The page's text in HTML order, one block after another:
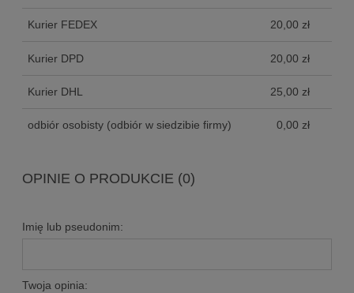
Kurier FEDEX 20,00 zł
Kurier DPD 20,00 zł
Kurier DHL 25,00 zł
odbiór osobisty (odbiór w siedzibie firmy) 0,00 zł
OPINIE O PRODUKCIE (0)
Imię lub pseudonim:
Twoja opinia: